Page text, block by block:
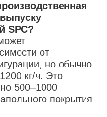
SPC?
от
но обычно
кг/ч. Это
500–1000
покрытия